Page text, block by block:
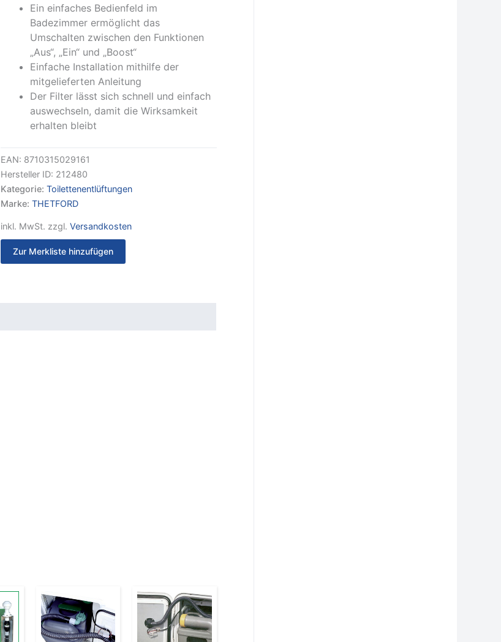
Ein einfaches Bedienfeld im
Badezimmer ermöglicht das
Umschalten zwischen den Funktionen
„Aus“, „Ein“ und „Boost“
Einfache Installation mithilfe der
mitgelieferten Anleitung
Der Filter lässt sich schnell und einfach
auswechseln, damit die Wirksamkeit
erhalten bleibt
EAN: 8710315029161
Hersteller ID: 212480
Kategorie: Toilettenentlüftungen
Marke: THETFORD
inkl. MwSt. zzgl. Versandkosten
Zur Merkliste hinzufügen